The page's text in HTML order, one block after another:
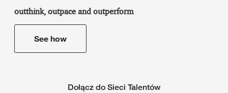
outthink, outpace and outperform
See how
Dołącz do Sieci Talentów